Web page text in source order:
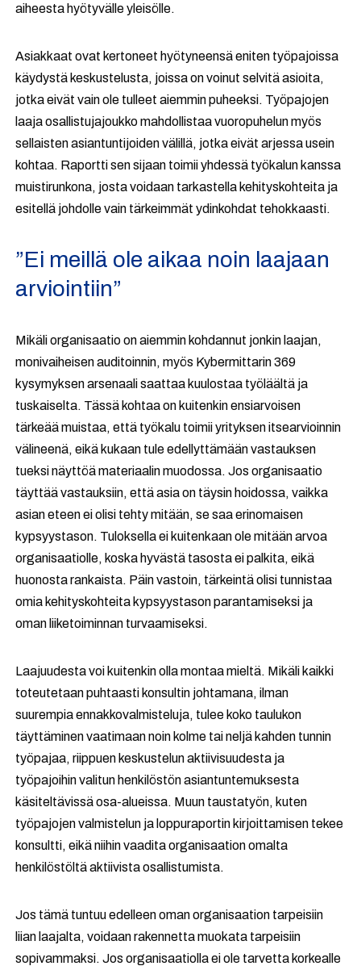
aiheesta hyötyvälle yleisölle.
Asiakkaat ovat kertoneet hyötyneensä eniten työpajoissa
käydystä keskustelusta, joissa on voinut selvitä asioita,
jotka eivät vain ole tulleet aiemmin puheeksi. Työpajojen
laaja osallistujajoukko mahdollistaa vuoropuhelun myös
sellaisten asiantuntijoiden välillä, jotka eivät arjessa usein
kohtaa. Raportti sen sijaan toimii yhdessä työkalun kanssa
muistirunkona, josta voidaan tarkastella kehityskohteita ja
esitellä johdolle vain tärkeimmät ydinkohdat tehokkaasti.
”Ei meillä ole aikaa noin laajaan
arviointiin”
Mikäli organisaatio on aiemmin kohdannut jonkin laajan,
monivaiheisen auditoinnin, myös Kybermittarin 369
kysymyksen arsenaali saattaa kuulostaa työläältä ja
tuskaiselta. Tässä kohtaa on kuitenkin ensiarvoisen
tärkeää muistaa, että työkalu toimii yrityksen itsearvioinnin
välineenä, eikä kukaan tule edellyttämään vastauksen
tueksi näyttöä materiaalin muodossa. Jos organisaatio
täyttää vastauksiin, että asia on täysin hoidossa, vaikka
asian eteen ei olisi tehty mitään, se saa erinomaisen
kypsyystason. Tuloksella ei kuitenkaan ole mitään arvoa
organisaatiolle, koska hyvästä tasosta ei palkita, eikä
huonosta rankaista. Päin vastoin, tärkeintä olisi tunnistaa
omia kehityskohteita kypsyystason parantamiseksi ja
oman liiketoiminnan turvaamiseksi.
Laajuudesta voi kuitenkin olla montaa mieltä. Mikäli kaikki
toteutetaan puhtaasti konsultin johtamana, ilman
suurempia ennakkovalmisteluja, tulee koko taulukon
täyttäminen vaatimaan noin kolme tai neljä kahden tunnin
työpajaa, riippuen keskustelun aktiivisuudesta ja
työpajoihin valitun henkilöstön asiantuntemuksesta
käsiteltävissä osa-alueissa. Muun taustatyön, kuten
työpajojen valmistelun ja loppuraportin kirjoittamisen tekee
konsultti, eikä niihin vaadita organisaation omalta
henkilöstöltä aktiivista osallistumista.
Jos tämä tuntuu edelleen oman organisaation tarpeisiin
liian laajalta, voidaan rakennetta muokata tarpeisiin
sopivammaksi. Jos organisaatiolla ei ole tarvetta korkealle